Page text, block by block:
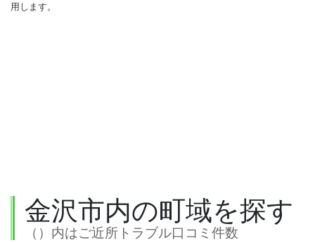
用します。
金沢市内の町域を探す
（）内はご近所トラブル口コミ件数